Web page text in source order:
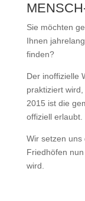
Sie möchten
Ihnen
finden?
Der inoffizielle
praktiziert
2015 ist die
offiziell erlaubt.
Wir setzen uns
Friedhöfen
wird.